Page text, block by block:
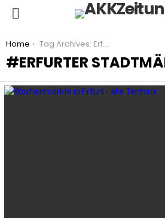
You are here:
Home Tag Archives: Erfurter Stadtmärkte
ERFURTER